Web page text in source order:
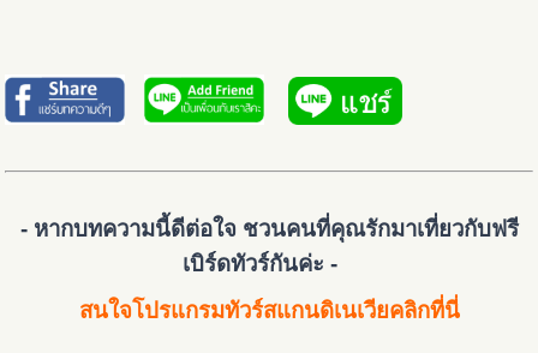
- หากบทความนี้ดีต่อใจ ชวนคนที่คุณรักมาเที่ยวกับฟรี
เบิร์ดทัวร์กันค่ะ -
สนใจโปรแกรมทัวร์สแกนดิเนเวียคลิกที่นี่